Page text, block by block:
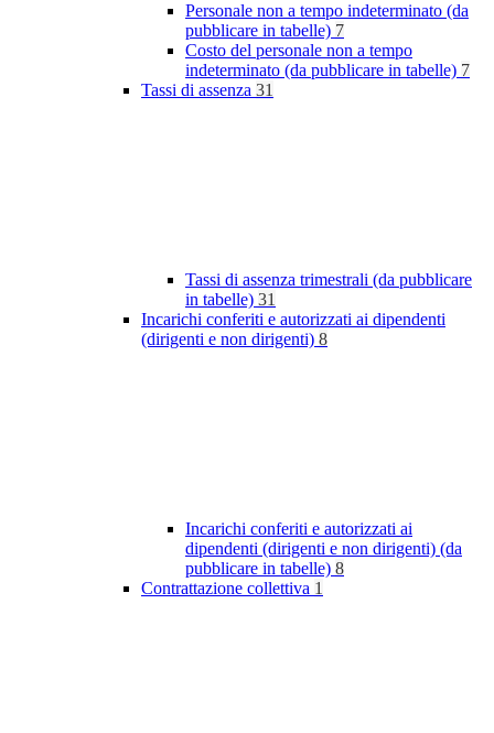
Personale non a tempo indeterminato (da
pubblicare in tabelle) 7
Costo del personale non a tempo
indeterminato (da pubblicare in tabelle) 7
Tassi di assenza 31
Tassi di assenza trimestrali (da pubblicare
in tabelle) 31
Incarichi conferiti e autorizzati ai dipendenti
(dirigenti e non dirigenti) 8
Incarichi conferiti e autorizzati ai
dipendenti (dirigenti e non dirigenti) (da
pubblicare in tabelle) 8
Contrattazione collettiva 1